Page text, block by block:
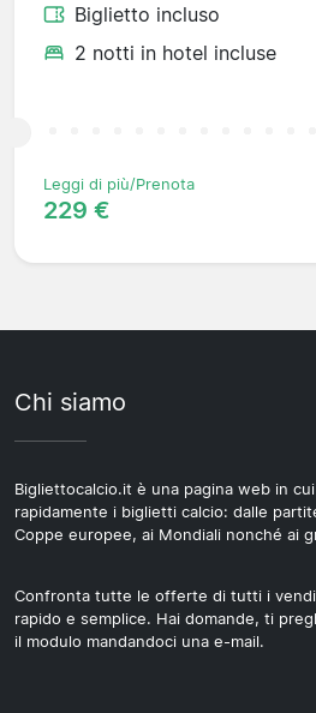
Biglietto incluso
2 notti in hotel incluse
Leggi di più/Prenota
229 €
Chi siamo
Bigliettocalcio.it è una pagina web in
rapidamente i biglietti calcio: dalle
Coppe europee, ai Mondiali nonché ai
Confronta tutte le offerte di tutti i
rapido e semplice. Hai domande, ti
il modulo mandandoci una e-mail.